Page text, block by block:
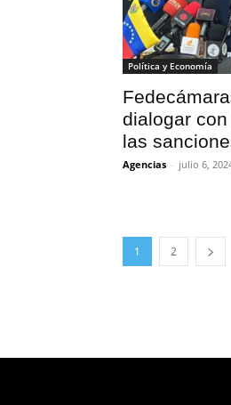
Política y Economía
dialogar
las
Agencias - julio 6,
1 2